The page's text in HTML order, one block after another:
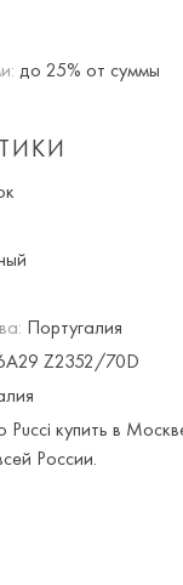
до 25% от суммы
Португалия
Z2352/70D
Pucci купить в
России.
и примерка
получаете 10%